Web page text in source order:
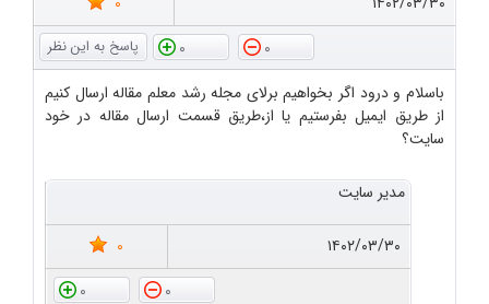
0
0
باسلام و درود اگر بخواهیم برلای مجله رشد معلم مقاله ارسال کنیم
از طریق ایمیل بفرستیم یا از،طریق قسمت ارسال مقاله در خود
سایت؟
مدیر سایت
۱۴۰۲/۰۳/۳۰
0
0
0